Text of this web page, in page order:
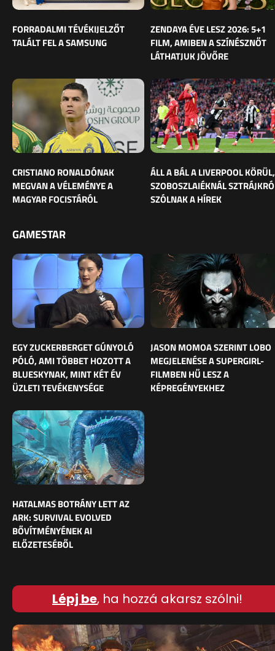
FORRADALMI TÉVÉKIJELZŐT
TALÁLT FEL A SAMSUNG
ZENDAYA ÉVE LESZ 2026: 5+1
FILM, AMIBEN A SZÍNÉSZNŐT
LÁTHATJUK JÖVŐRE
CRISTIANO RONALDÓNAK
MEGVAN A VÉLEMÉNYE A
MAGYAR FOCISTÁRÓL
ÁLL A BÁL A LIVERPOOL KÖRÜL,
SZOBOSZLAIÉKNÁL
SZÓLNAK A HÍREK
GAMESTAR
EGY ZUCKERBERGET GÚNYOLÓ
PÓLÓ, AMI TÖBBET HOZOTT A
BLUESKYNAK, MINT KÉT ÉV
ÜZLETI TEVÉKENYSÉGE
JASON MOMOA SZERINT LOBO
MEGJELENÉSE A SUPERGIRL-
FILMBEN HŰ LESZ A
KÉPREGÉNYEKHEZ
HATALMAS BOTRÁNY LETT AZ
ARK: SURVIVAL EVOLVED
BŐVÍTMÉNYÉNEK AI
ELŐZETESÉBŐL
Lépj be, ha hozzá akarsz szólni!